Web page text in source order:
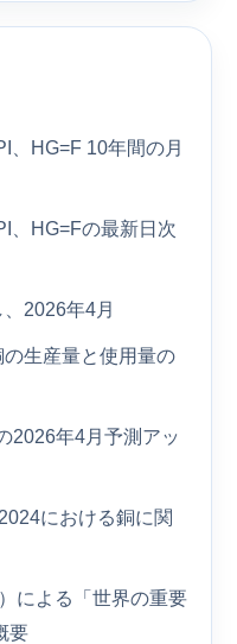
、HG=F 10年間の月
、HG=Fの最新日次
2026年4月
生産量と使用量の
2026年4月予測アッ
における銅に関
による「世界の重要
要